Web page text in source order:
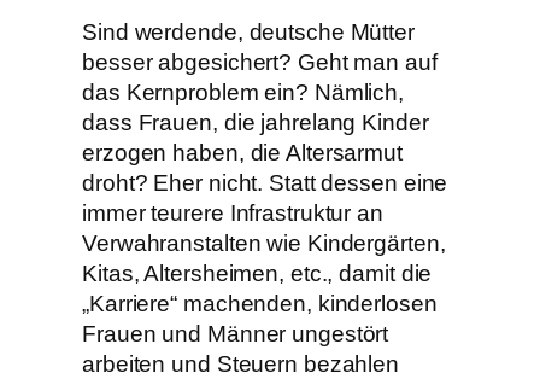
Sind werdende, deutsche Mütter
besser abgesichert? Geht man auf
das Kernproblem ein? Nämlich,
dass Frauen, die jahrelang Kinder
erzogen haben, die Altersarmut
droht? Eher nicht. Statt dessen eine
immer teurere Infrastruktur an
Verwahranstalten wie Kindergärten,
Kitas, Altersheimen, etc., damit die
„Karriere“ machenden, kinderlosen
Frauen und Männer ungestört
arbeiten und Steuern bezahlen